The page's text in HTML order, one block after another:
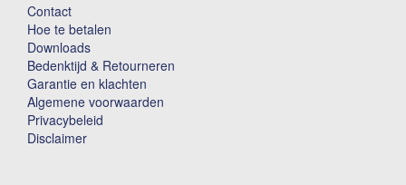
Contact
Hoe te betalen
Downloads
Bedenktijd & Retourneren
Garantie en klachten
Algemene voorwaarden
Privacybeleid
Disclaimer